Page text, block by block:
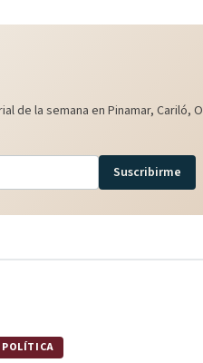
de la semana en Pinamar, Cariló,
Suscribirme
POLÍTICA